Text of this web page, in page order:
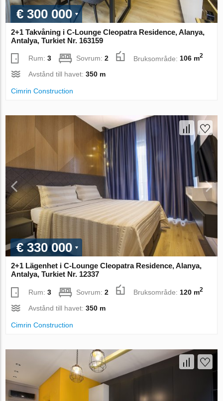
€ 300 000
2+1 Takvåning i C-Lounge Cleopatra Residence, Alanya,
Antalya, Turkiet Nr. 163159
Rum:3 Sovrum:2 Bruksområde:106 m2
Avstånd till havet:350 m
Cimrin Construction
€ 330 000
2+1 Lägenhet i C-Lounge Cleopatra Residence, Alanya,
Antalya, Turkiet Nr. 12337
Rum:3 Sovrum:2 Bruksområde: 120 m2
Avstånd till havet:350 m
Cimrin Construction